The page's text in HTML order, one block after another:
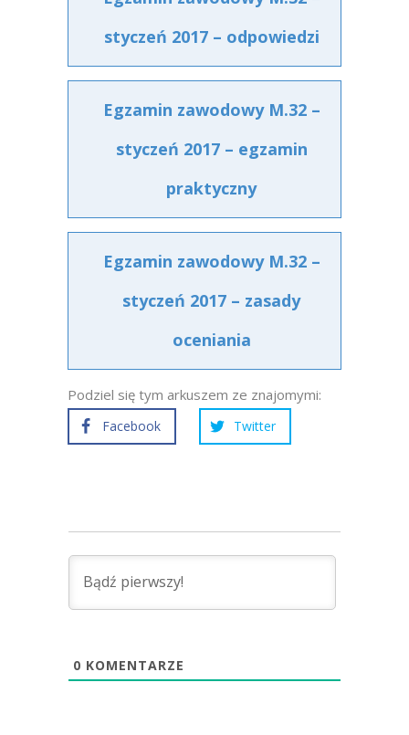
styczeń 2017 – odpowiedzi
Egzamin zawodowy M.32 –
styczeń 2017 – egzamin
praktyczny
Egzamin zawodowy M.32 –
styczeń 2017 – zasady
oceniania
Podziel się tym arkuszem ze znajomymi:
Facebook Twitter
0 KOMENTARZE